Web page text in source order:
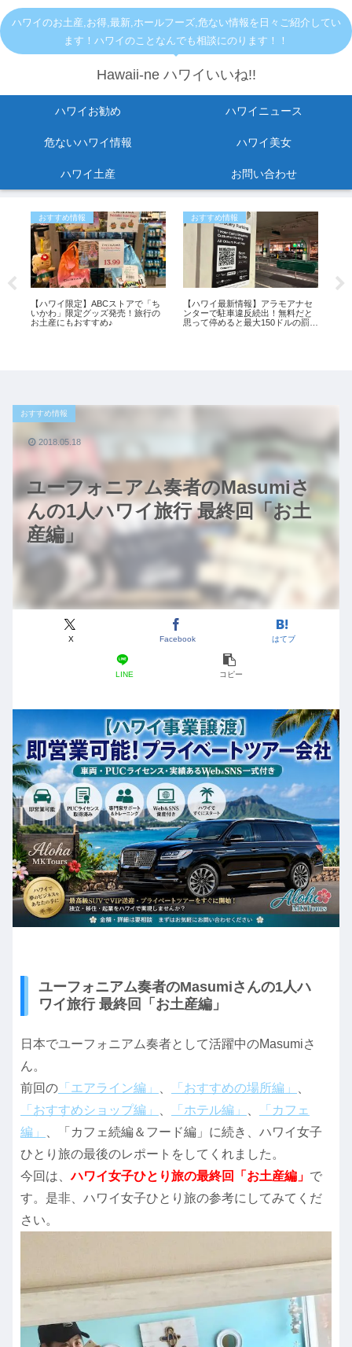
ハワイのお土産,お得,最新,ホールフーズ,危ない情報を日々ご紹介してい
ます！ハワイのことなんでも相談にのります！！
Hawaii-ne ハワイいいね!!
ハワイお勧め ハワイニュース
危ないハワイ情報 ハワイ美女
ハワイ土産 お問い合わせ
おすすめ情報
【ハワイ限定】ABCストアで「ち
いかわ」限定グッズ発売！旅行の
お土産にもおすすめ♪
おすすめ情報
【ハワイ最新情報】アラモアナセ
ンターで駐車違反続出！無料だと
思って停めると最大150ドルの罰金
ユーフォニアム奏者のMasumiさ
んの1人ハワイ旅行 最終回「お土
産編」
おすすめ情報
X Facebook はてブ
LINE コピー
2018.05.18
ユーフォニアム奏者のMasumiさんの1人ハ
ワイ旅行 最終回「お土産編」
日本でユーフォニアム奏者として活躍中のMasumiさ
ん。
前回の 「エアライン編」 「おすすめの場所編」
「おすすめショップ編」
「ホテル編」
「カフェ
編」
、「カフェ続編＆フード編」に続き、ハワイ女子
ひとり旅の最後のレポートをしてくれました。
今回は、ハワイ女子ひとり旅の最終回「お土産編」 で
す。是非、ハワイ女子ひとり旅の参考にしてみてくだ
さい。